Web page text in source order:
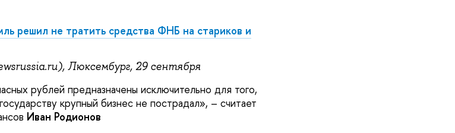
решил не тратить средства ФНБ на стариков и
Люксембург, 29 сентября
рублей предназначены исключительно для того,
крупный бизнес не пострадал», – считает
Иван Родионов